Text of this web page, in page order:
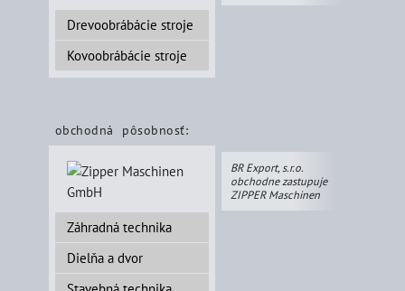
Drevoobrábácie stroje
Kovoobrábácie stroje
obchodná pôsobnosť:
Záhradná technika
Dielňa a dvor
BR Export, s.r.o.
obchodne zastupuje
ZIPPER Maschinen